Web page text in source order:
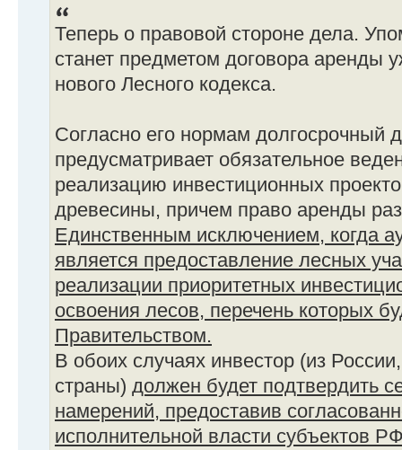
Теперь о правовой стороне дела.
станет предметом договора аренды
нового Лесного кодекса.
Согласно его нормам долгосрочный
предусматривает обязательное
реализацию инвестиционных
древесины, причем право аренды
Единственным исключением, когда
является предоставление лесных
реализации приоритетных
освоения лесов, перечень которых
Правительством.
В обоих случаях инвестор (из
страны) должен будет подтвердить
намерений, предоставив
исполнительной власти субъектов